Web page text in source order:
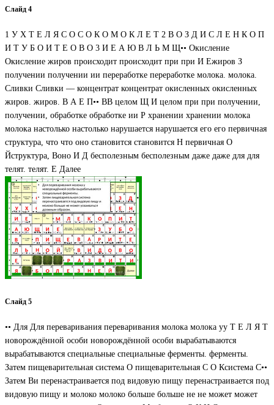
Слайд 4
1 У Х Т Е Л Я С О С О К О М О К Л Е Т 2 В О З Д И С Л Е Н К О П
И Т У Б О И Т Е О В О 3 И Е А Ю В Л Ь М Щ•• Окисление
Окисление жиров происходит происходит при при И Ежиров З
получении получении ии переработке переработке молока. молока.
Сливки Сливки –– концентрат концентрат окисленных окисленных
жиров. жиров. В А Е П•• ВВ целом Щ И целом при при получении,
получении, обработке обработке ии Р хранении хранении молока
молока настолько настолько нарушается нарушается его его первичная
структура, что что оно становится становится Н первичная О
Йструктура, Воно И Д бесполезным бесполезным даже даже для для
телят. телят. Е Далее
Слайд 5
•• Для Для переваривания переваривания молока молока уу Т Е Л Я Т
новорождённой особи новорождённой особи вырабатываются
вырабатываются специальные специальные ферменты. ферменты.
Затем пищеварительная система О пищеварительная С О Ксистема С••
Затем Ви перенастраивается под видовую пищу перенастраивается под
видовую пищу и молоко молоко больше больше не не может может